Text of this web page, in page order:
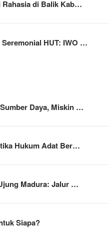
Rahasia di Balik Kab…
HUT: IWO …
Daya, Miskin …
Hukum Adat Ber…
Madura: Jalur …
Siapa?